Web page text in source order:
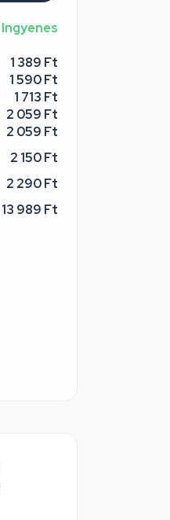
Ingyenes
1 389 Ft
1 590 Ft
1 713 Ft
2 059 Ft
2 059 Ft
2 150 Ft
2 290 Ft
13 989 Ft